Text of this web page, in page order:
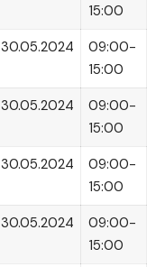
15:00
30.05.2024
09:00-
15:00
30.05.2024
09:00-
15:00
30.05.2024
09:00-
15:00
30.05.2024
09:00-
15:00